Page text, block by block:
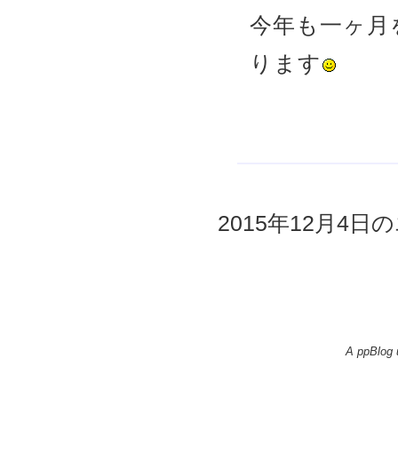
今年も一ヶ
ります
2015年12月4日
A ppBlog